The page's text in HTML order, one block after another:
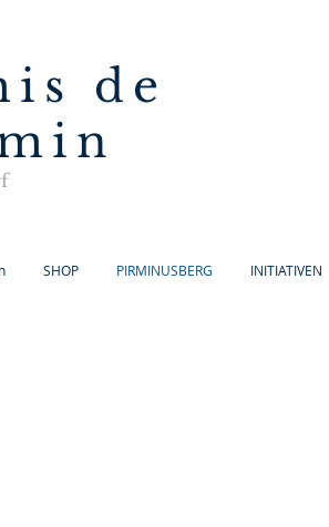
de
SHOP PIRMINUSBERG INITIATIVEN